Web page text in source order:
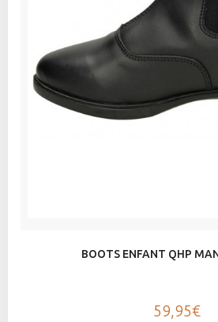
BOOTS ENFANT QHP
59,95€